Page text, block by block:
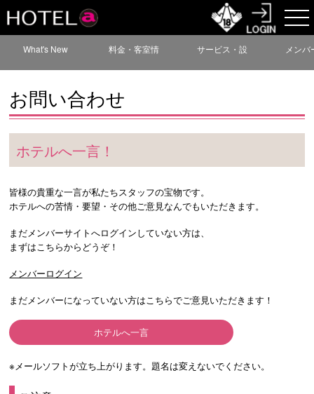
What's New
料金・客室情
報
サービス・設
備情報
メンバ
お問い合わせ
ホテルへ一言！
皆様の貴重な一言が私たちスタッフの宝物です。
ホテルへの苦情・要望・その他ご意見なんでもいただきます。
まだメンバーサイトへログインしていない方は、
まずはこちらからどうぞ！
メンバーログイン
まだメンバーになっていない方はこちらでご意見いただきます！
ホテルへ一言
※メールソフトが立ち上がります。題名は変えないでください。